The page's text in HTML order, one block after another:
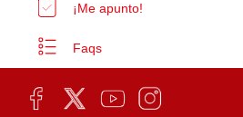
¡Me apunto!
Faqs